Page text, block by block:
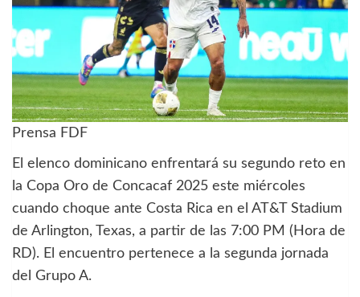
Prensa FDF
El elenco dominicano enfrentará su segundo reto en
la Copa Oro de Concacaf 2025 este miércoles
cuando choque ante Costa Rica en el AT&T Stadium
de Arlington, Texas, a partir de las 7:00 PM (Hora de
RD). El encuentro pertenece a la segunda jornada
del Grupo A.